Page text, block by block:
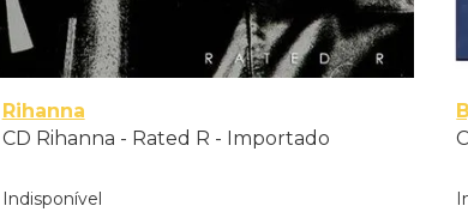
Rihanna
CD Rihanna - Rated R - Importado
Indisponível